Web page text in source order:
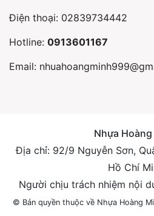
Điện thoại: 02839734442
Hotline: 0913601167
Email:
Nhựa
Địa chỉ: 92/9 Nguyễn Sơn,
Hồ Chí
Người chịu trách nhiệm nội
© Bản quyền thuộc về Nhựa Hoàng